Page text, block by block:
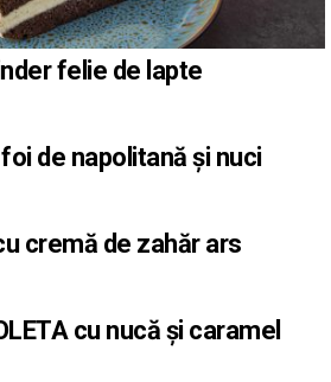
felie de lapte
de napolitană și nuci
cremă de zahăr ars
cu nucă și caramel